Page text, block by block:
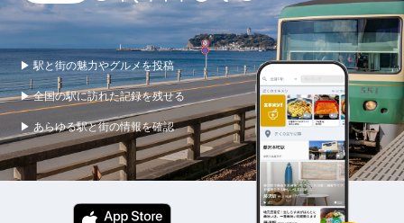
▶ 駅と街の魅力やグルメを投稿
▶ 全国の駅に訪れた記録を残せる
▶ あらゆる駅と街の情報を確認